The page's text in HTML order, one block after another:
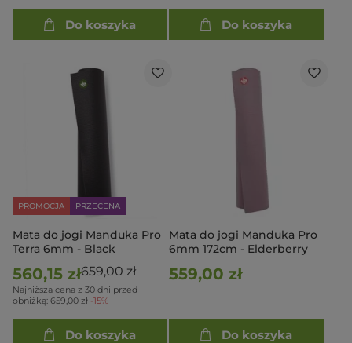
Do koszyka Do koszyka
PROMOCJA PRZECENA
Mata do jogi Manduka Pro
Terra 6mm - Black
560,15 zł659,00 zł
Najniższa cena z 30 dni przed
obniżką: 659,00 zł -15%
Do koszyka
Mata do jogi Manduka Pro
6mm 172cm - Elderberry
559,00 zł
Do koszyka